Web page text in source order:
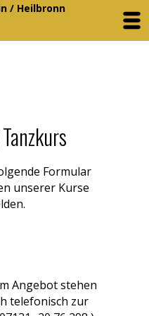
Formular
unserer Kurse
Angebot stehen
telefonisch zur